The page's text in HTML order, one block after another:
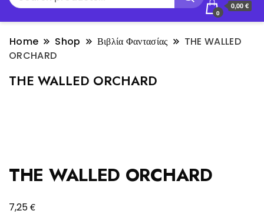
0
0,00 €
Home Shop Βιβλία Φαντασίας
THE WALLED
ORCHARD
THE WALLED ORCHARD
THE WALLED ORCHARD
7,25€